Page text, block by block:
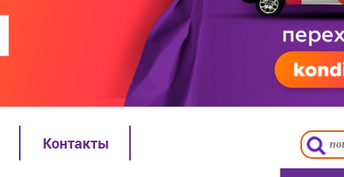
Контакты